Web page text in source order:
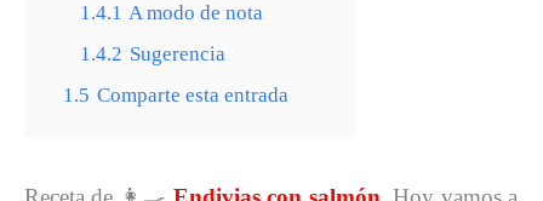
1.4.1 A modo de nota
1.4.2 Sugerencia
1.5 Comparte esta entrada